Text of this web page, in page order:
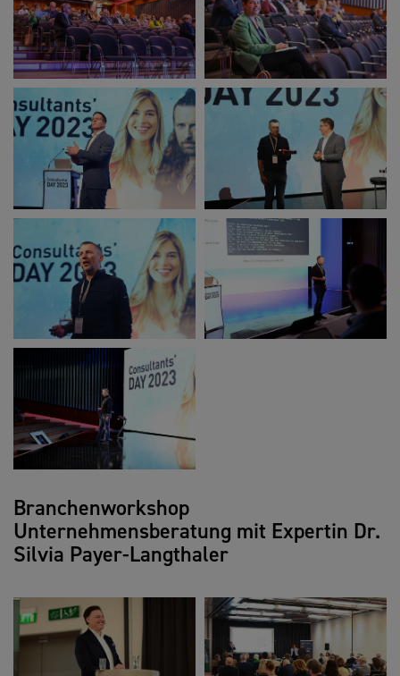
Branchenworkshop
Unternehmensberatung mit Expertin Dr.
Silvia Payer-Langthaler